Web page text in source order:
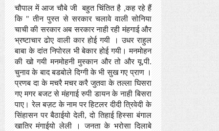
चौपाल मेंआजचौबे जी बहुत चिंतित है ,कह रहे हैं
कि " तीन पुस्त से सरकार चलावे वाली सोनिया
चाची की सरकार अब सरकार नाही रही मंहगाई और
भ्रष्टाचार ढोए वालीकार होई गयी । उधरराहुल
बाबा के दांत निपोरल भी बेकार होई गयी। मनमोहन
की खो गयी मनमोहनी मुस्कान और तो और यू.पी.
चुनाव के बाद बडबोले दिग्गी के भी सुख गए प्राण
।
प्रणब दा के मचरै मचर करै जुतवा के तल्ला घिसरा
गए मगर बजट से मंहगाई रुपी डायन के नाही बिसरा
पाए। रेल बज़ट के नाम परहिटलरदीदी त्रिवेदी के
सिंहासन पर बैठाईयो देली,दो तिहाई हिस्सा बंगाल
खातिर मंगाईयो लेली
। जनता के भरोसा दिलाबे